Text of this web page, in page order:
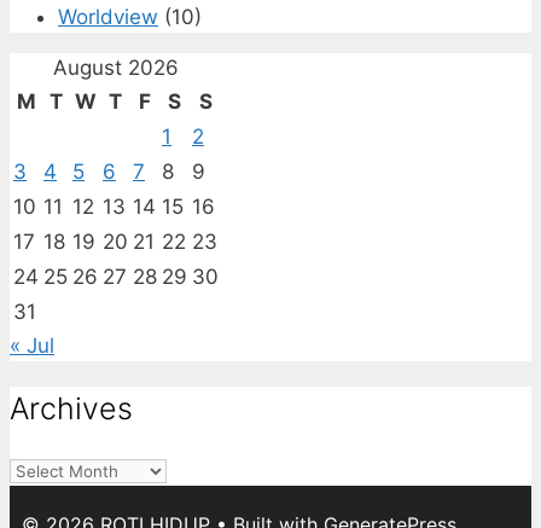
Worldview (10)
August 2026
M T W T F S
S
1
2
3
4 5 6 7 8
9
10 11 12 13 14 15 16
17 18 19 20 21 22 23
24 25 26 27 28 29 30
31
« Jul
Archives
Archives